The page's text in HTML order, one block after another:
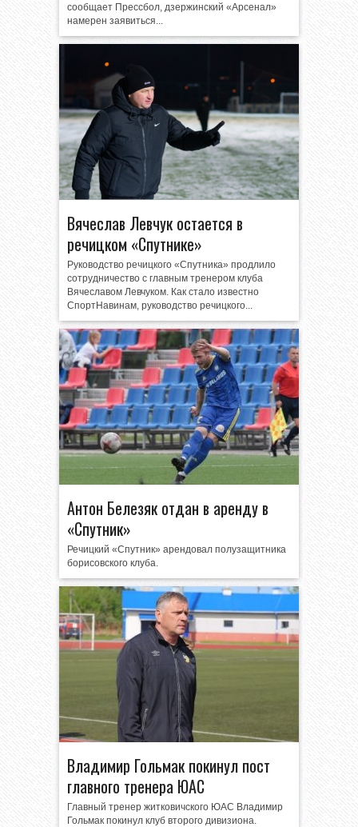
сообщает Прессбол, дзержинский «Арсенал»
намерен заявиться...
Вячеслав Левчук остается в
речицком «Спутнике»
Руководство речицкого «Спутника» продлило
сотрудничество с главным тренером клуба
Вячеславом Левчуком. Как стало известно
СпортНавинам, руководство речицкого...
Антон Белезяк отдан в аренду в
«Спутник»
Речицкий «Спутник» арендовал полузащитника
борисовского клуба.
Владимир Гольмак покинул пост
главного тренера ЮАС
Главный тренер житковичского ЮАС Владимир
Гольмак покинул клуб второго дивизиона.